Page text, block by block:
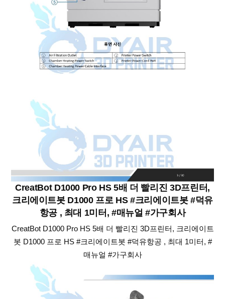
CreatBot D1000 Pro HS 5배 더 빨리진 3D프린터,
크리에이트봇 D1000 프로 HS #크리에이트봇 #덕유
항공 , 최대 1미터, #매뉴얼 #가구회사
CreatBot D1000 Pro HS 5배 더 빨리진 3D프린터, 크리에이트
봇 D1000 프로 HS #크리에이트봇 #덕유항공 , 최대 1미터, #
매뉴얼 #가구회사